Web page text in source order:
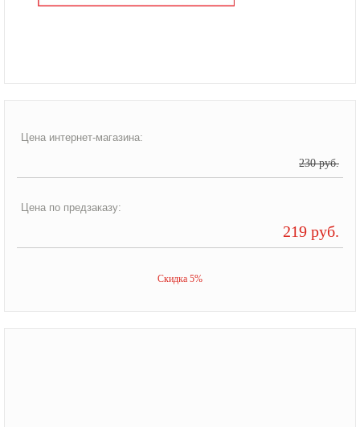
Цена интернет-магазина:
230 руб.
Цена по предзаказу:
219 руб.
Скидка 5%